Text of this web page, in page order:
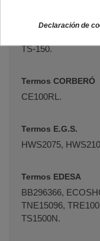
TS-150.
Termos CORBERÓ
CE100RL.
Termos E.G.S.
HWS2075,
Termos EDESA
BB296366,
TNE15096,
TS1500N.
Declaración de